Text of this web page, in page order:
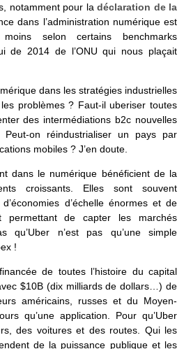
notamment pour la déclaration de la
dans l’administration numérique est
selon certains benchmarks
de 2014 de l’ONU qui nous plaçait
dans les stratégies industrielles
problèmes ? Faut-il uberiser toutes
des intermédiations b2c nouvelles
on réindustrialiser un pays par
mobiles ? J’en doute.
dans le numérique bénéficient de la
croissants. Elles sont souvent
d’échelle énormes et de
permettant de capter les marchés
qu’Uber n’est pas qu’une simple
!
de toutes l’histoire du capital
$10B (dix milliards de dollars…) de
américains, russes et du Moyen-
qu’une application. Pour qu’Uber
des voitures et des routes. Qui les
de la puissance publique et les